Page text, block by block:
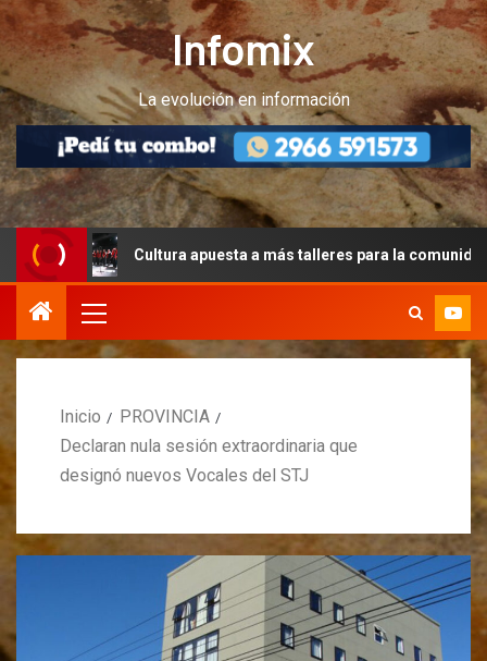
Infomix
La evolución en información
Cultura apuesta a más talleres para la comunidad peritense
Inicio
PROVINCIA
Declaran nula sesión extraordinaria que
designó nuevos Vocales del STJ